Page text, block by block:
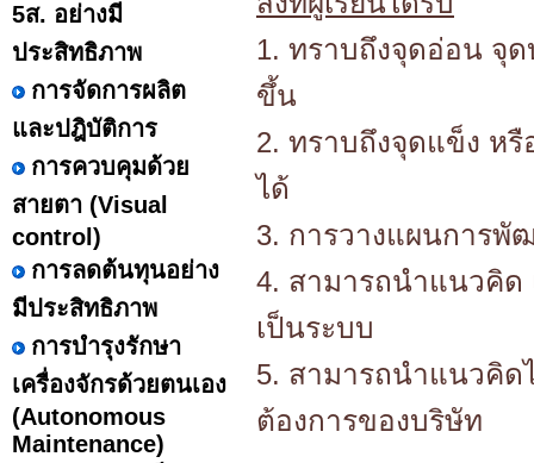
5ส. อย่างมี
ประสิทธิภาพ
การจัดการผลิต
และปฎิบัติการ
การควบคุมด้วย
สายตา (Visual
control)
การลดต้นทุนอย่าง
มีประสิทธิภาพ
การบำรุงรักษา
เครื่องจักรด้วยตนเอง
(Autonomous
Maintenance)
1. ทราบถึงจุดอ่อน จุ
ขึ้น
2. ทราบถึงจุดแข็ง ห
ได้
3. การวางแผนการพั
4. สามารถนำแนวคิด
เป็นระบบ
5. สามารถนำแนวคิด
ต้องการของบริษัท